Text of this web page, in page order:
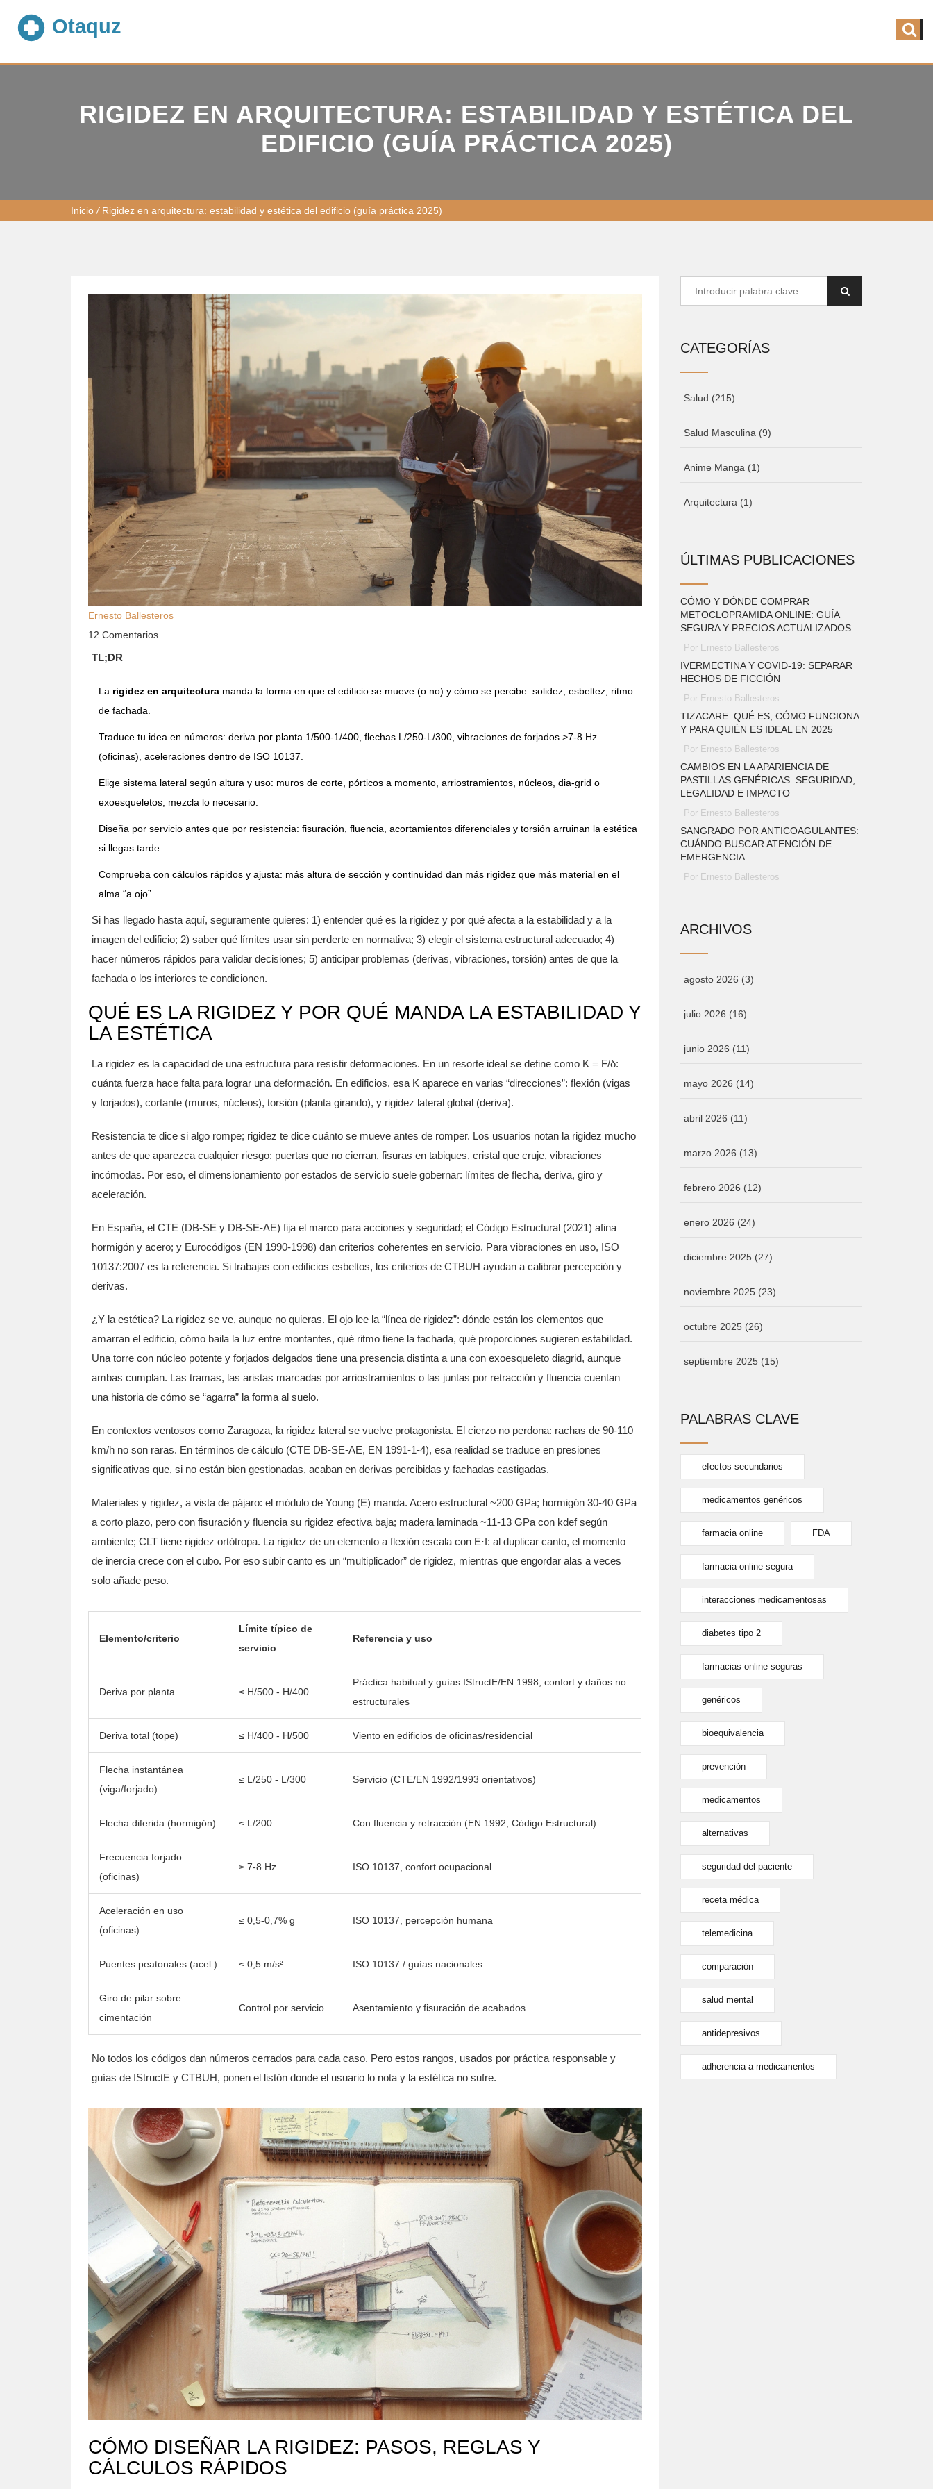
RIGIDEZ EN ARQUITECTURA: ESTABILIDAD Y ESTÉTICA DEL
EDIFICIO (GUÍA PRÁCTICA 2025)
Inicio / Rigidez en arquitectura: estabilidad y estética del edificio (guía práctica 2025)
Ernesto Ballesteros
12 Comentarios
TL;DR
La rigidez en arquitectura manda la forma en que el edificio se mueve (o no) y cómo se percibe: solidez, esbeltez, ritmo
de fachada.
Traduce tu idea en números: deriva por planta 1/500-1/400, flechas L/250-L/300, vibraciones de forjados >7-8 Hz
(oficinas), aceleraciones dentro de ISO 10137.
Elige sistema lateral según altura y uso: muros de corte, pórticos a momento, arriostramientos, núcleos, dia-grid o
exoesqueletos; mezcla lo necesario.
Diseña por servicio antes que por resistencia: fisuración, fluencia, acortamientos diferenciales y torsión arruinan la estética
si llegas tarde.
Comprueba con cálculos rápidos y ajusta: más altura de sección y continuidad dan más rigidez que más material en el
alma “a ojo”.
Si has llegado hasta aquí, seguramente quieres: 1) entender qué es la rigidez y por qué afecta a la estabilidad y a la
imagen del edificio; 2) saber qué límites usar sin perderte en normativa; 3) elegir el sistema estructural adecuado; 4)
hacer números rápidos para validar decisiones; 5) anticipar problemas (derivas, vibraciones, torsión) antes de que la
fachada o los interiores te condicionen.
QUÉ ES LA RIGIDEZ Y POR QUÉ MANDA LA ESTABILIDAD Y
LA ESTÉTICA
La rigidez es la capacidad de una estructura para resistir deformaciones. En un resorte ideal se define como K = F/δ:
cuánta fuerza hace falta para lograr una deformación. En edificios, esa K aparece en varias “direcciones”: flexión (vigas
y forjados), cortante (muros, núcleos), torsión (planta girando), y rigidez lateral global (deriva).
Resistencia te dice si algo rompe; rigidez te dice cuánto se mueve antes de romper. Los usuarios notan la rigidez mucho
antes de que aparezca cualquier riesgo: puertas que no cierran, fisuras en tabiques, cristal que cruje, vibraciones
incómodas. Por eso, el dimensionamiento por estados de servicio suele gobernar: límites de flecha, deriva, giro y
aceleración.
En España, el CTE (DB-SE y DB-SE-AE) fija el marco para acciones y seguridad; el Código Estructural (2021) afina
hormigón y acero; y Eurocódigos (EN 1990-1998) dan criterios coherentes en servicio. Para vibraciones en uso, ISO
10137:2007 es la referencia. Si trabajas con edificios esbeltos, los criterios de CTBUH ayudan a calibrar percepción y
derivas.
¿Y la estética? La rigidez se ve, aunque no quieras. El ojo lee la “línea de rigidez”: dónde están los elementos que
amarran el edificio, cómo baila la luz entre montantes, qué ritmo tiene la fachada, qué proporciones sugieren estabilidad.
Una torre con núcleo potente y forjados delgados tiene una presencia distinta a una con exoesqueleto diagrid, aunque
ambas cumplan. Las tramas, las aristas marcadas por arriostramientos o las juntas por retracción y fluencia cuentan
una historia de cómo se “agarra” la forma al suelo.
En contextos ventosos como Zaragoza, la rigidez lateral se vuelve protagonista. El cierzo no perdona: rachas de 90-110
km/h no son raras. En términos de cálculo (CTE DB-SE-AE, EN 1991-1-4), esa realidad se traduce en presiones
significativas que, si no están bien gestionadas, acaban en derivas percibidas y fachadas castigadas.
Materiales y rigidez, a vista de pájaro: el módulo de Young (E) manda. Acero estructural ~200 GPa; hormigón 30-40 GPa
a corto plazo, pero con fisuración y fluencia su rigidez efectiva baja; madera laminada ~11-13 GPa con kdef según
ambiente; CLT tiene rigidez ortótropa. La rigidez de un elemento a flexión escala con E·I: al duplicar canto, el momento
de inercia crece con el cubo. Por eso subir canto es un “multiplicador” de rigidez, mientras que engordar alas a veces
solo añade peso.
Elemento/criterio
Límite típico de
servicio
Referencia y uso
Deriva por planta ≤ H/500 - H/400
Práctica habitual y guías IStructE/EN 1998; confort y daños no
estructurales
Deriva total (tope) ≤ H/400 - H/500 Viento en edificios de oficinas/residencial
Flecha instantánea
(viga/forjado)
≤ L/250 - L/300 Servicio (CTE/EN 1992/1993 orientativos)
Flecha diferida (hormigón) ≤ L/200 Con fluencia y retracción (EN 1992, Código Estructural)
Frecuencia forjado
(oficinas)
≥ 7-8 Hz ISO 10137, confort ocupacional
Aceleración en uso
(oficinas)
≤ 0,5-0,7% g ISO 10137, percepción humana
Puentes peatonales (acel.) ≤ 0,5 m/s² ISO 10137 / guías nacionales
Giro de pilar sobre
cimentación
Control por servicio Asentamiento y fisuración de acabados
No todos los códigos dan números cerrados para cada caso. Pero estos rangos, usados por práctica responsable y
guías de IStructE y CTBUH, ponen el listón donde el usuario lo nota y la estética no sufre.
CÓMO DISEÑAR LA RIGIDEZ: PASOS, REGLAS Y
CÁLCULOS RÁPIDOS
CATEGORÍAS
Salud (215)
Salud Masculina (9)
Anime Manga (1)
Arquitectura (1)
ÚLTIMAS PUBLICACIONES
CÓMO Y DÓNDE COMPRAR
METOCLOPRAMIDA ONLINE: GUÍA
SEGURA Y PRECIOS ACTUALIZADOS
Por Ernesto Ballesteros
IVERMECTINA Y COVID-19: SEPARAR
HECHOS DE FICCIÓN
Por Ernesto Ballesteros
TIZACARE: QUÉ ES, CÓMO FUNCIONA
Y PARA QUIÉN ES IDEAL EN 2025
Por Ernesto Ballesteros
CAMBIOS EN LA APARIENCIA DE
PASTILLAS GENÉRICAS: SEGURIDAD,
LEGALIDAD E IMPACTO
Por Ernesto Ballesteros
SANGRADO POR ANTICOAGULANTES:
CUÁNDO BUSCAR ATENCIÓN DE
EMERGENCIA
Por Ernesto Ballesteros
ARCHIVOS
agosto 2026 (3)
julio 2026 (16)
junio 2026 (11)
mayo 2026 (14)
abril 2026 (11)
marzo 2026 (13)
febrero 2026 (12)
enero 2026 (24)
diciembre 2025 (27)
noviembre 2025 (23)
octubre 2025 (26)
septiembre 2025 (15)
PALABRAS CLAVE
efectos secundarios
medicamentos genéricos
farmacia online FDA
farmacia online segura
interacciones medicamentosas
diabetes tipo 2
farmacias online seguras
genéricos
bioequivalencia
prevención
medicamentos
alternativas
seguridad del paciente
receta médica
telemedicina
comparación
salud mental
antidepresivos
adherencia a medicamentos